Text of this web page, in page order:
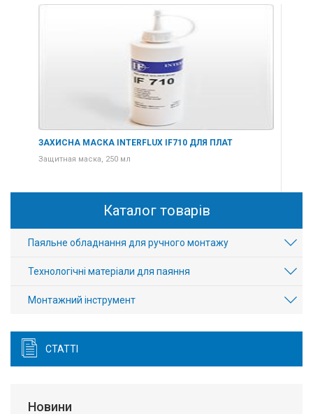
ЗАХИСНА МАСКА INTERFLUX IF710 ДЛЯ ПЛАТ
Защитная маска, 250 мл
Каталог товарів
Паяльне обладнання для ручного монтажу
Технологічні матеріали для паяння
Монтажний інструмент
СТАТТІ
Новини